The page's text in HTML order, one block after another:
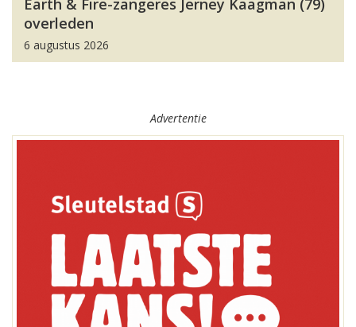
Earth & Fire-zangeres Jerney Kaagman (79)
overleden
6 augustus 2026
Advertentie